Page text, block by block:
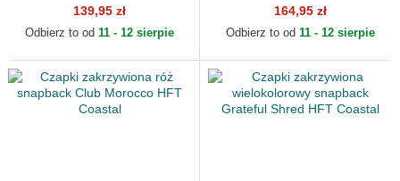
Duper HFT Coastal
139,95 zł
Odbierz to od 11 - 12 sierpie
Mermaid Weed Coastal
164,95 zł
Odbierz to od 11 - 12 sierpie